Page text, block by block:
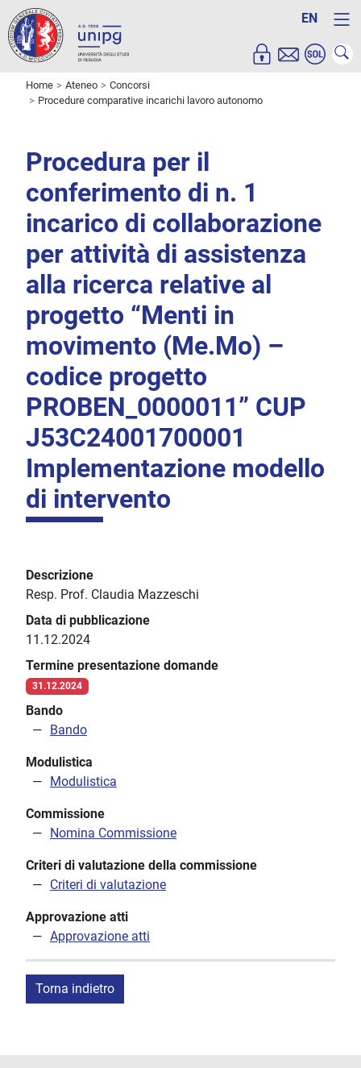
EN
Home Ateneo
Concorsi
Procedure comparative incarichi lavoro autonomo
Procedura per il
conferimento di n. 1
incarico di collaborazione
per attività di assistenza
alla ricerca relative al
progetto “Menti in
movimento (Me.Mo) –
codice progetto
PROBEN_0000011” CUP
J53C24001700001
Implementazione modello
di intervento
Descrizione
Resp. Prof. Claudia Mazzeschi
Data di pubblicazione
11.12.2024
Termine presentazione domande
31.12.2024
Bando
Bando
Modulistica
Modulistica
Commissione
Nomina Commissione
Criteri di valutazione della commissione
Criteri di valutazione
Approvazione atti
Approvazione atti
Torna indietro